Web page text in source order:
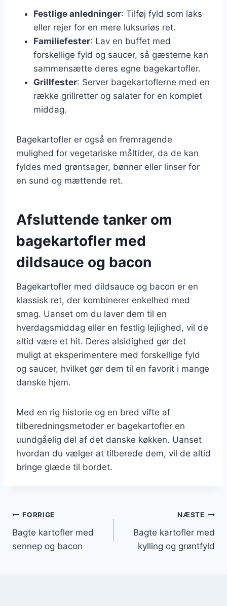
Festlige anledninger: Tilføj fyld som laks
eller rejer for en mere luksuriøs ret.
Familiefester: Lav en buffet med
forskellige fyld og saucer, så gæsterne kan
sammensætte deres egne bagekartofler.
Grillfester: Server bagekartoflerne med en
række grillretter og salater for en komplet
middag.
Bagekartofler er også en fremragende
mulighed for vegetariske måltider, da de kan
fyldes med grøntsager, bønner eller linser for
en sund og mættende ret.
Afsluttende tanker om
bagekartofler med
dildsauce og bacon
Bagekartofler med dildsauce og bacon er en
klassisk ret, der kombinerer enkelhed med
smag. Uanset om du laver dem til en
hverdagsmiddag eller en festlig lejlighed, vil de
altid være et hit. Deres alsidighed gør det
muligt at eksperimentere med forskellige fyld
og saucer, hvilket gør dem til en favorit i mange
danske hjem.
Med en rig historie og en bred vifte af
tilberedningsmetoder er bagekartofler en
uundgåelig del af det danske køkken. Uanset
hvordan du vælger at tilberede dem, vil de altid
bringe glæde til bordet.
Indlægsnavigation
FORRIGE
Bagte kartofler med
sennep og bacon
NÆSTE
Bagte kartofler med
kylling og grøntfyld